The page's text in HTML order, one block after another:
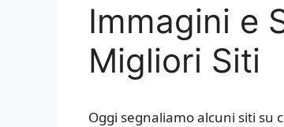
Immagini e
Migliori Siti
Oggi segnaliamo alcuni siti su